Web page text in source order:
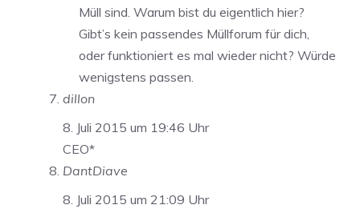
Müll sind. Warum bist du eigentlich hier?
Gibt’s kein passendes Müllforum für dich,
oder funktioniert es mal wieder nicht? Würde
wenigstens passen.
dillon
8. Juli 2015 um 19:46 Uhr
CEO*
DantDiave
8. Juli 2015 um 21:09 Uhr